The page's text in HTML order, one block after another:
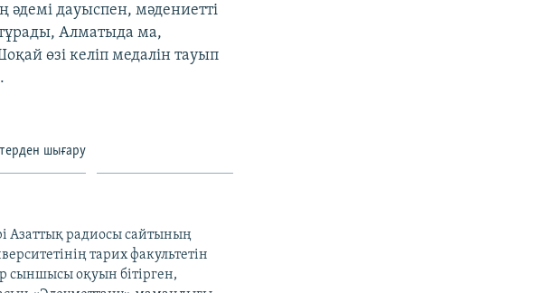
әдемі дауыспен, мәдениетті
тұрады, Алматыда ма,
өзі келіп медалін тауып
шығару
Азаттық радиосы сайтының
тарих факультетін
сыншысы оқуын бітірген,